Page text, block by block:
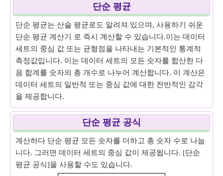
단순 평균
단순 평균는 산술 평균로도 알려져 있으며, 사용하기 쉬운
단순 평균 계산기 로 즉시 계산할 수 있습니다.이는 데이터
세트의 중심 값 또는 균형점을 나타내는 기본적인 통계적
측정값입니다. 이는 데이터 세트의 모든 숫자를 합산한 다
음 합계를 숫자의 총 개수로 나누어 계산합니다. 이 계산은
데이터 세트의 일반적 또는 중심 값에 대한 전반적인 감각
을 제공합니다.
단순 평균 공식
계산하다 단순 평균 모든 숫자를 더하고 총 숫자 수로 나눕
니다. 그러면 데이터 세트의 중심 값이 제공됩니다. [단순
평균 공식]을 사용할 수도 있습니다.